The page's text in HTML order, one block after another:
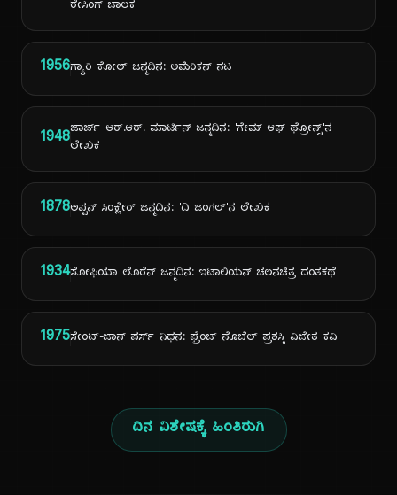
ರೇಸಿಂಗ್ ಚಾಲಕ
1956ಗ್ಯಾರಿ ಕೋಲ್ ಜನ್ಮದಿನ: ಅಮೆರಿಕನ್ ನಟ
1948ಜಾರ್ಜ್ ಆರ್.ಆರ್. ಮಾರ್ಟಿನ್ ಜನ್ಮದಿನ: 'ಗೇಮ್ ಆಫ್ ಥ್ರೋನ್ಸ್'ನ
ಲೇಖಕ
1878ಅಪ್ಟನ್ ಸಿಂಕ್ಲೇರ್ ಜನ್ಮದಿನ: 'ದಿ ಜಂಗಲ್'ನ ಲೇಖಕ
1934ಸೋಫಿಯಾ ಲೊರೆನ್ ಜನ್ಮದಿನ: ಇಟಾಲಿಯನ್ ಚಲನಚಿತ್ರ ದಂತಕಥೆ
1975ಸೇಂಟ್-ಜಾನ್ ಪರ್ಸ್ ನಿಧನ: ಫ್ರೆಂಚ್ ನೊಬೆಲ್ ಪ್ರಶಸ್ತಿ ವಿಜೇತ ಕವಿ
ದಿನ ವಿಶೇಷಕ್ಕೆ ಹಿಂತಿರುಗಿ